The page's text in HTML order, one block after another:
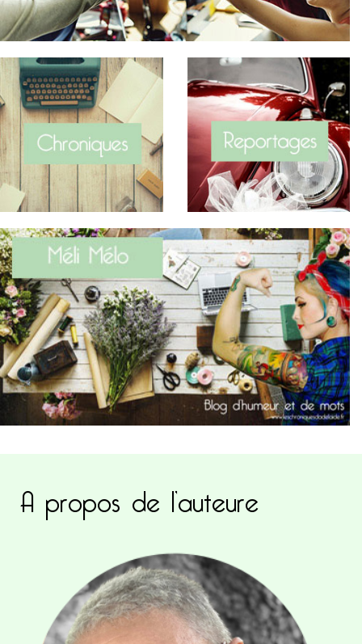
A propos de l’auteure